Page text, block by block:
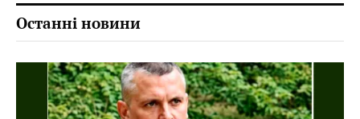
Останні новини